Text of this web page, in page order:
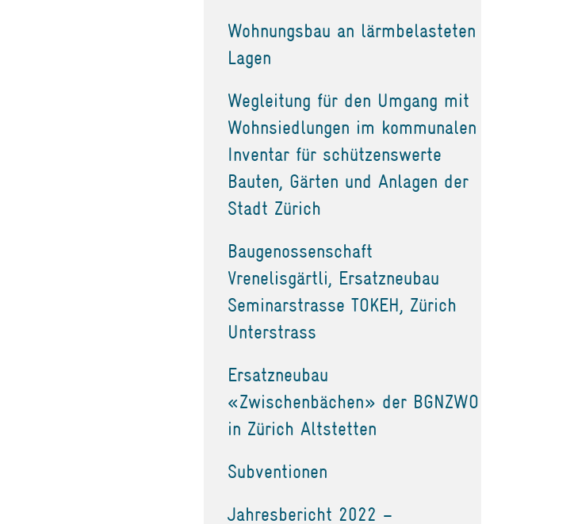
Wohnungsbau an lärmbelasteten
Lagen
Wegleitung für den Umgang mit
Wohnsiedlungen im kommunalen
Inventar für schützenswerte
Bauten, Gärten und Anlagen der
Stadt Zürich
Baugenossenschaft
Vrenelisgärtli, Ersatzneubau
Seminarstrasse TOKEH, Zürich
Unterstrass
Ersatzneubau
«Zwischenbächen» der BGNZWO
in Zürich Altstetten
Subventionen
Jahresbericht 2022 –